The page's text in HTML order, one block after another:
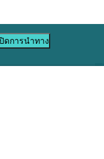
ดการนำทาง
รกู้คืนที่ถูก